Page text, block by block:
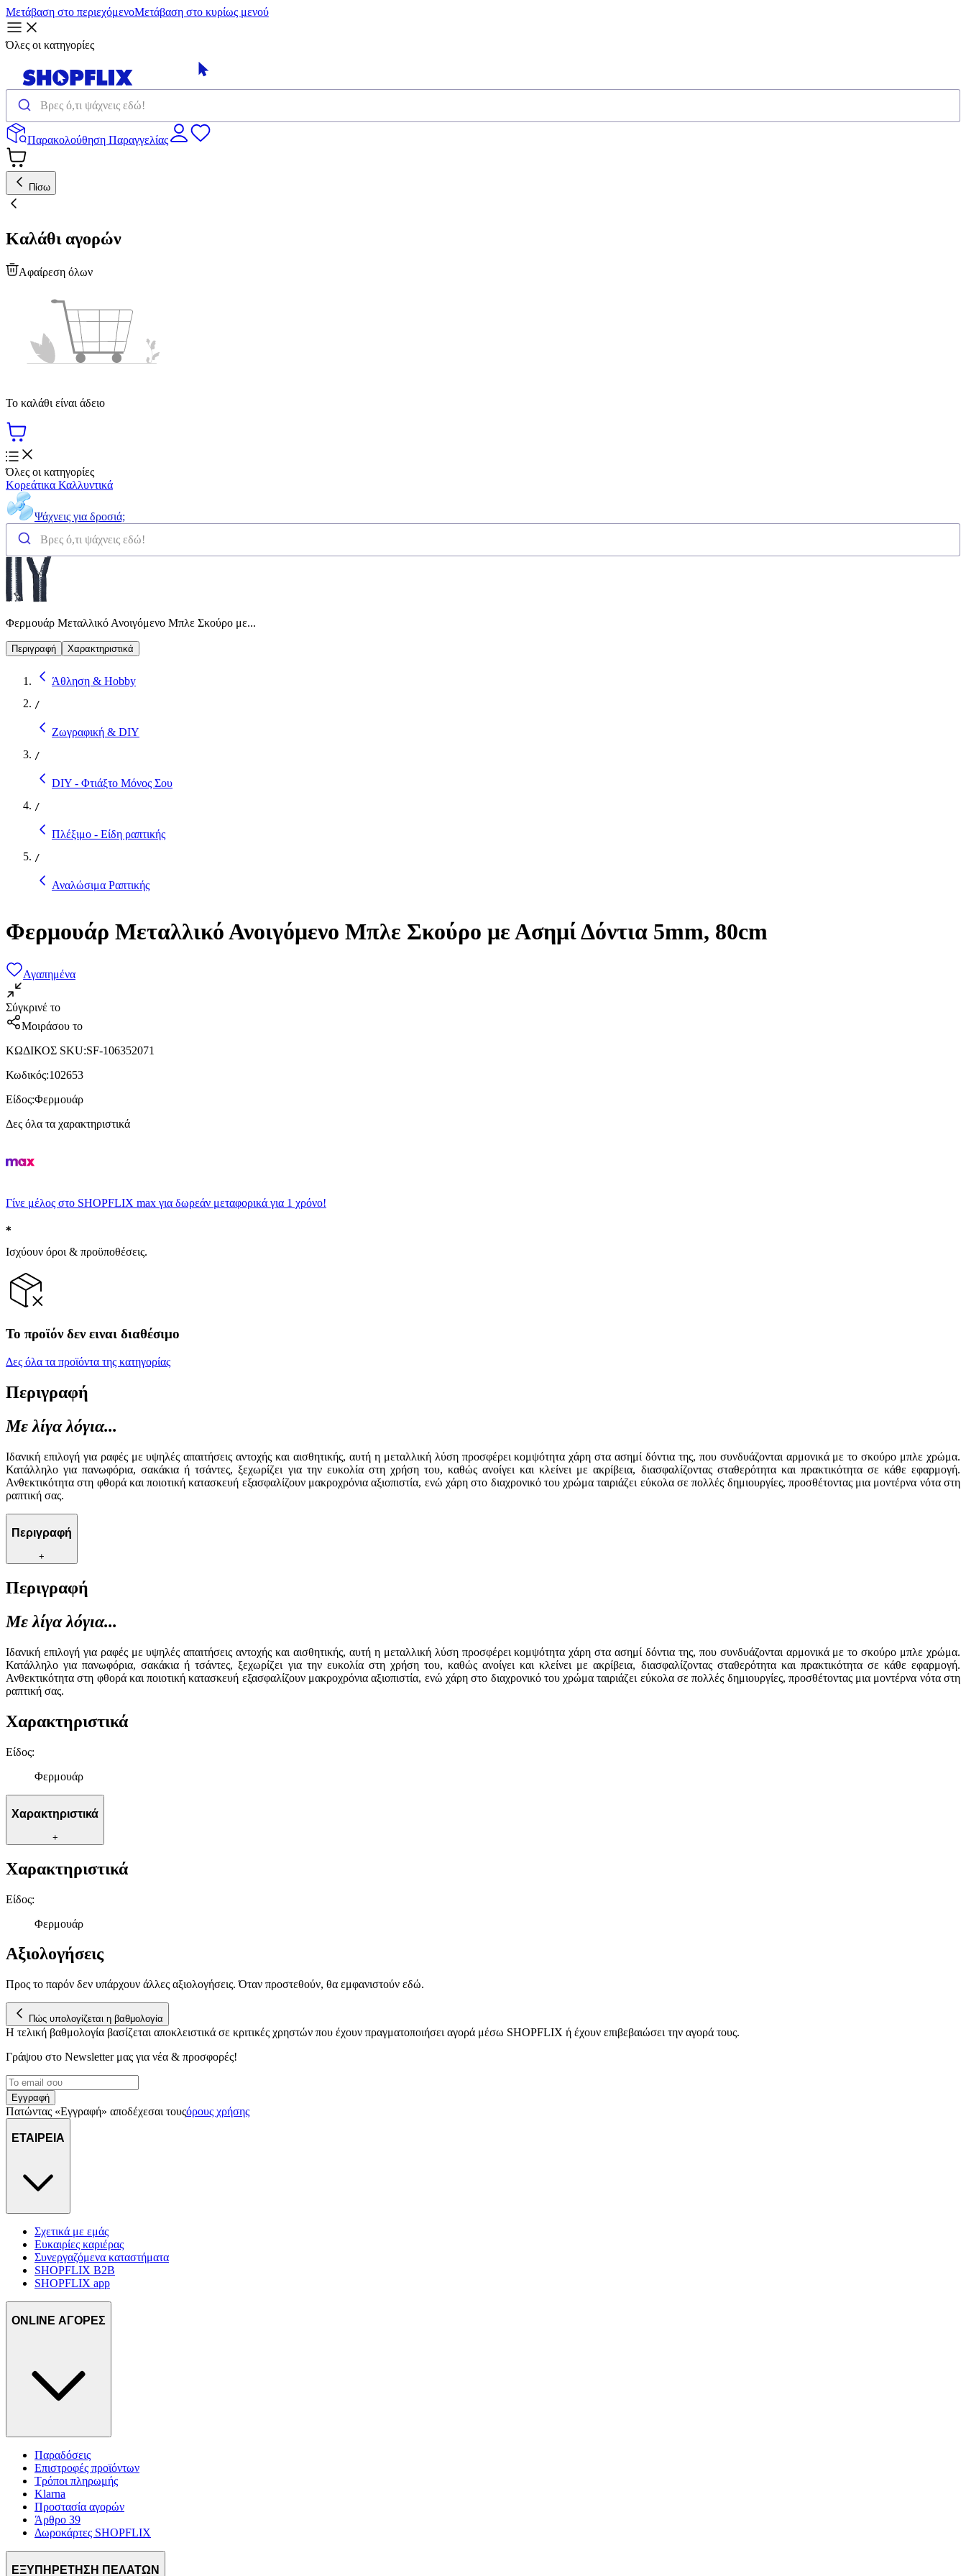
Μετάβαση στο περιεχόμενοΜετάβαση στο κυρίως μενού
Όλες οι κατηγορίες
Παρακολούθηση Παραγγελίας
Πίσω
Καλάθι αγορών
Αφαίρεση όλων
Το καλάθι είναι άδειο
Όλες οι κατηγορίες
Κορεάτικα Καλλυντικά
Ψάχνεις για δροσιά;
Φερμουάρ Μεταλλικό Ανοιγόμενο Μπλε Σκούρο με...
Περιγραφή Χαρακτηριστικά
Άθληση & Hobby
/
Ζωγραφική & DIY
/
DIY - Φτιάξτο Μόνος Σου
/
Πλέξιμο - Είδη ραπτικής
/
Αναλώσιμα Ραπτικής
Φερμουάρ Μεταλλικό Ανοιγόμενο Μπλε Σκούρο με Ασημί Δόντια 5mm, 80cm
Αγαπημένα
Σύγκρινέ το
Μοιράσου το
ΚΩΔΙΚΟΣ SKU:SF-106352071
Κωδικός:102653
Είδος:Φερμουάρ
Δες όλα τα χαρακτηριστικά
Γίνε μέλος στο SHOPFLIX max για δωρεάν μεταφορικά για 1 χρόνο!
Ισχύουν όροι & προϋποθέσεις.
Το προϊόν δεν ειναι διαθέσιμο
Δες όλα τα προϊόντα της κατηγορίας
Περιγραφή
Με λίγα λόγια...
Ιδανική επιλογή για ραφές με υψηλές απαιτήσεις αντοχής και αισθητικής, αυτή η μεταλλική λύση προσφέρει κομψότητα χάρη στα ασημί δόντια της, που συνδυάζονται αρμονικά με το σκούρο μπλε χρώμα.
Κατάλληλο για πανωφόρια, σακάκια ή τσάντες, ξεχωρίζει για την ευκολία στη χρήση του, καθώς ανοίγει και κλείνει με ακρίβεια, διασφαλίζοντας σταθερότητα και πρακτικότητα σε κάθε εφαρμογή.
Ανθεκτικότητα στη φθορά και ποιοτική κατασκευή εξασφαλίζουν μακροχρόνια αξιοπιστία, ενώ χάρη στο διαχρονικό του χρώμα ταιριάζει εύκολα σε πολλές δημιουργίες, προσθέτοντας μια μοντέρνα νότα στη
ραπτική σας.
Περιγραφή
+
Περιγραφή
Με λίγα λόγια...
Ιδανική επιλογή για ραφές με υψηλές απαιτήσεις αντοχής και αισθητικής, αυτή η μεταλλική λύση προσφέρει κομψότητα χάρη στα ασημί δόντια της, που συνδυάζονται αρμονικά με το σκούρο μπλε χρώμα.
Κατάλληλο για πανωφόρια, σακάκια ή τσάντες, ξεχωρίζει για την ευκολία στη χρήση του, καθώς ανοίγει και κλείνει με ακρίβεια, διασφαλίζοντας σταθερότητα και πρακτικότητα σε κάθε εφαρμογή.
Ανθεκτικότητα στη φθορά και ποιοτική κατασκευή εξασφαλίζουν μακροχρόνια αξιοπιστία, ενώ χάρη στο διαχρονικό του χρώμα ταιριάζει εύκολα σε πολλές δημιουργίες, προσθέτοντας μια μοντέρνα νότα στη
ραπτική σας.
Χαρακτηριστικά
Είδος:
Φερμουάρ
Χαρακτηριστικά
+
Χαρακτηριστικά
Είδος:
Φερμουάρ
Αξιολογήσεις
Προς το παρόν δεν υπάρχουν άλλες αξιολογήσεις. Όταν προστεθούν, θα εμφανιστούν εδώ.
Πώς υπολογίζεται η βαθμολογία
Η τελική βαθμολογία βασίζεται αποκλειστικά σε κριτικές χρηστών που έχουν πραγματοποιήσει αγορά μέσω SHOPFLIX ή έχουν επιβεβαιώσει την αγορά τους.
Γράψου στο Νewsletter μας για νέα & προσφορές!
Εγγραφή
Πατώντας «Εγγραφή» αποδέχεσαι τουςόρους χρήσης
ΕΤΑΙΡΕΙΑ
Σχετικά με εμάς
Ευκαιρίες καριέρας
Συνεργαζόμενα καταστήματα
SHOPFLIX B2B
SHOPFLIX app
ONLINE ΑΓΟΡΕΣ
Παραδόσεις
Επιστροφές προϊόντων
Τρόποι πληρωμής
Klarna
Προστασία αγορών
Άρθρο 39
Δωροκάρτες SHOPFLIX
ΕΞΥΠΗΡΕΤΗΣΗ ΠΕΛΑΤΩΝ